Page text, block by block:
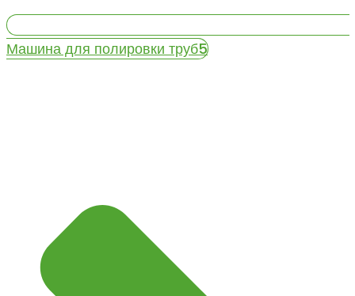
Машина для полировки труб5